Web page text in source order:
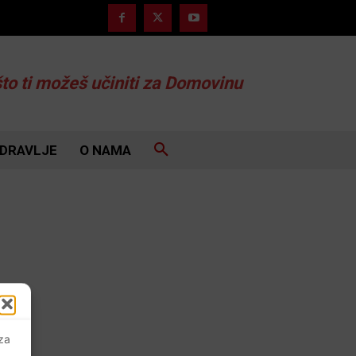
ti možeš učiniti za Domovinu
O NAMA